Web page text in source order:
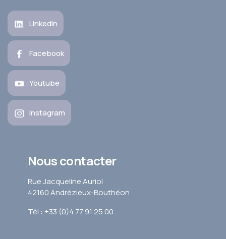
LinkedIn
Facebook
Youtube
Instagram
Nous contacter
Rue Jacqueline Auriol
42160 Andrézieux-Bouthéon
Tél : +33 (0)4 77 91 25 00